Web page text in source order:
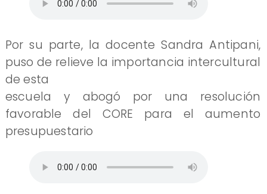
Por su parte, la docente Sandra Antipani,
puso de relieve la importancia intercultural
de esta
escuela y abogó por una resolución
favorable del CORE para el aumento
presupuestario